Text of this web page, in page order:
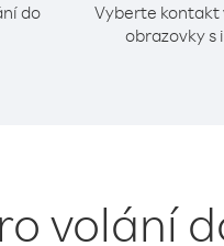
do
Vyberte kontakt
obrazovky
volání